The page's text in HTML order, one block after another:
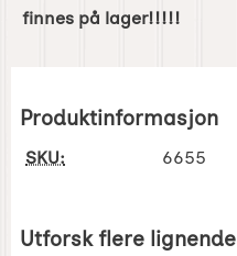
finnes på lager!!!!!
Produktinformasjon
SKU: 6655
Utforsk flere lignende